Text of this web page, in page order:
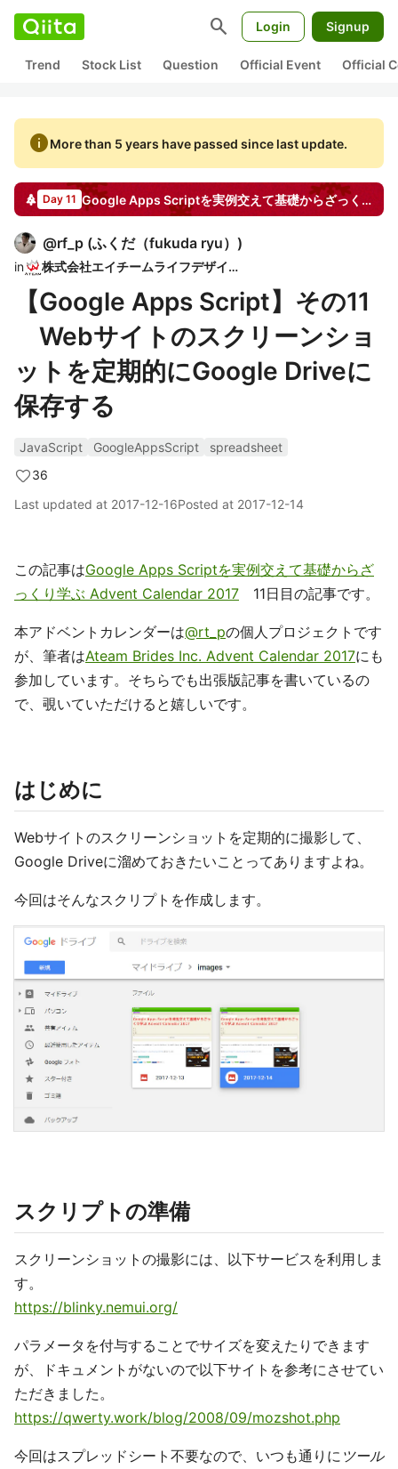
search Login Signup
Trend Stock List Question Official Event Official
infoMore than 5 years have passed since last update.
Day 11 Google Apps Scriptを実例交えて基礎からざっくり学ぶ
@rf_p (ふくだ（fukuda ryu） )
in 株式会社エイチームライフデザイン
【Google Apps Script】その11
Webサイトのスクリーンショ
ットを定期的にGoogle Driveに
保存する
JavaScript GoogleAppsScript
spreadsheet
36
Last updated at 2017-12-16Posted at 2017-12-14
この記事はGoogle Apps Scriptを実例交えて基礎からざ
っくり学ぶ Advent Calendar 2017 11日目の記事です。
本アドベントカレンダーは@rt_pの個人プロジェクトです
が、筆者はAteam Brides Inc. Advent Calendar 2017にも
参加しています。そちらでも出張版記事を書いているの
で、覗いていただけると嬉しいです。
はじめに
Webサイトのスクリーンショットを定期的に撮影して、
Google Driveに溜めておきたいことってありますよね。
今回はそんなスクリプトを作成します。
スクリプトの準備
スクリーンショットの撮影には、以下サービスを利用しま
す。
https://blinky.nemui.org/
パラメータを付与することでサイズを変えたりできます
が、ドキュメントがないので以下サイトを参考にさせてい
ただきました。
https://qwerty.work/blog/2008/09/mozshot.php
今回はスプレッドシート不要なので、いつも通りに ツール